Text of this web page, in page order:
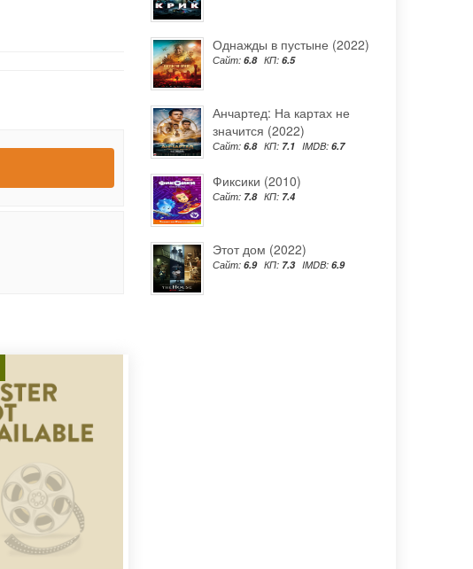
Однажды в пустыне (2022)
Сайт: 6.8 КП: 6.5
Анчартед: На картах не
значится (2022)
Сайт: 6.8 КП: 7.1 IMDB: 6.7
Фиксики (2010)
Сайт: 7.8 КП: 7.4
Этот дом (2022)
Сайт: 6.9 КП: 7.3 IMDB: 6.9